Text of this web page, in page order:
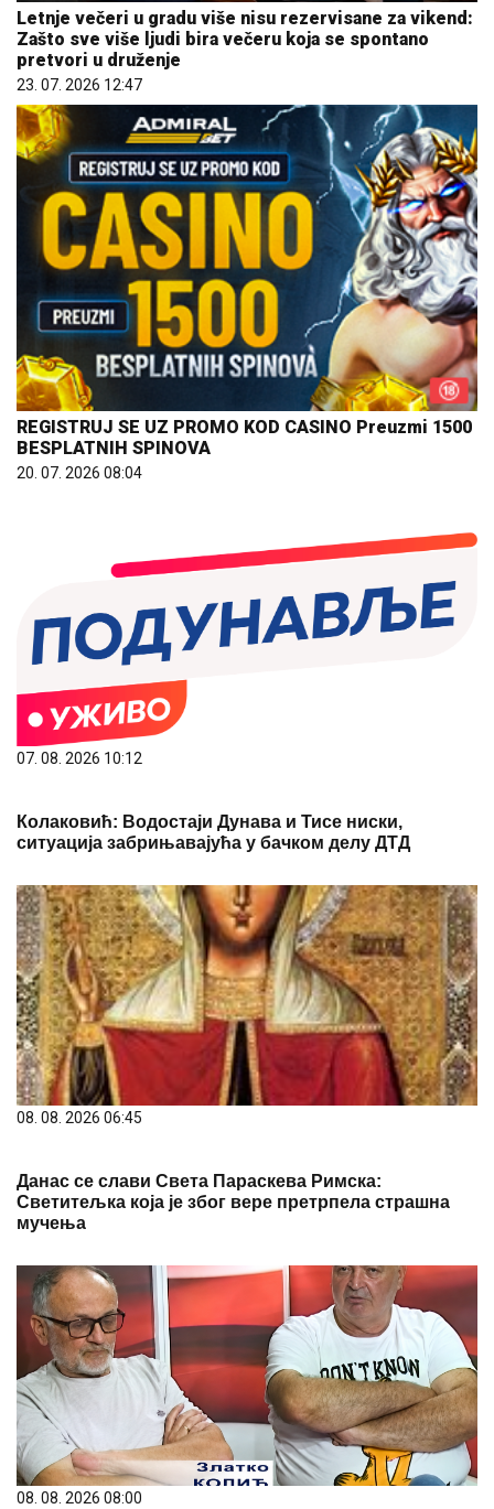
Letnje večeri u gradu više nisu rezervisane za vikend:
Zašto sve više ljudi bira večeru koja se spontano
pretvori u druženje
23. 07. 2026 12:47
REGISTRUJ SE UZ PROMO KOD CASINO Preuzmi 1500
BESPLATNIH SPINOVA
20. 07. 2026 08:04
07. 08. 2026 10:12
Колаковић: Водостаји Дунава и Тисе ниски,
ситуација забрињавајућа у бачком делу ДТД
08. 08. 2026 06:45
Данас се слави Света Параскева Римска:
Светитељка која је због вере претрпела страшна
мучења
08. 08. 2026 08:00